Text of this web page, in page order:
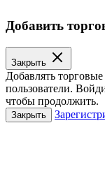
Добавить
Закрыть
Добавлять
пользователи.
чтобы продолжить.
Закрыть